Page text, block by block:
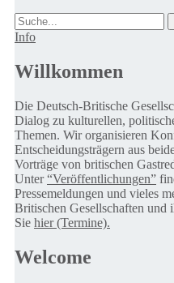
Suche
Info
Willkommen
Die Deutsch-Britische
Dialog zu kulturellen,
Themen. Wir organisieren
Entscheidungsträgern aus
Vorträge von britischen
Unter“Veröffentlichungen”
Pressemeldungen und vieles
Britischen Gesellschaften und
Sie hier (Termine).
Welcome